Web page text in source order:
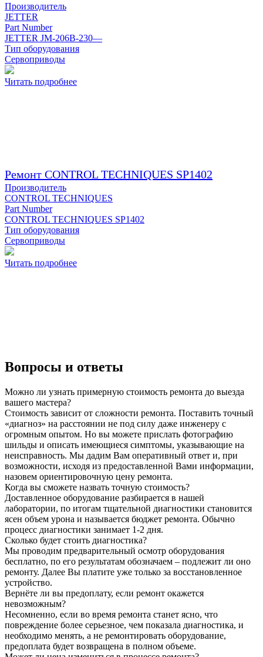
Производитель
JETTER
Part Number
JETTER JM-206B-230—
Тип оборудования
Сервоприводы
Читать подробнее
Ремонт CONTROL TECHNIQUES SP1402
Производитель
CONTROL TECHNIQUES
Part Number
CONTROL TECHNIQUES SP1402
Тип оборудования
Сервоприводы
Читать подробнее
Вопросы и ответы
Можно ли узнать примерную стоимость ремонта до выезда
вашего мастера?
Стоимость зависит от сложности ремонта. Поставить точный
«диагноз» на расстоянии не под силу даже инженеру с
огромным опытом. Но вы можете прислать фотографию
шильды и описать имеющиеся симптомы, указывающие на
неисправность. Мы дадим Вам оперативный ответ и, при
возможности, исходя из предоставленной Вами информации,
назовем ориентировочную цену ремонта.
Когда вы сможете назвать точную стоимость?
Доставленное оборудование разбирается в нашей
лаборатории, по итогам тщательной диагностики становится
ясен объем урона и называется бюджет ремонта. Обычно
процесс диагностики занимает 1-2 дня.
Сколько будет стоить диагностика?
Мы проводим предварительный осмотр оборудования
бесплатно, по его результатам обозначаем – подлежит ли оно
ремонту. Далее Вы платите уже только за восстановленное
устройство.
Вернёте ли вы предоплату, если ремонт окажется
невозможным?
Несомненно, если во время ремонта станет ясно, что
повреждение более серьезное, чем показала диагностика, и
необходимо менять, а не ремонтировать оборудование,
предоплата будет возвращена в полном объеме.